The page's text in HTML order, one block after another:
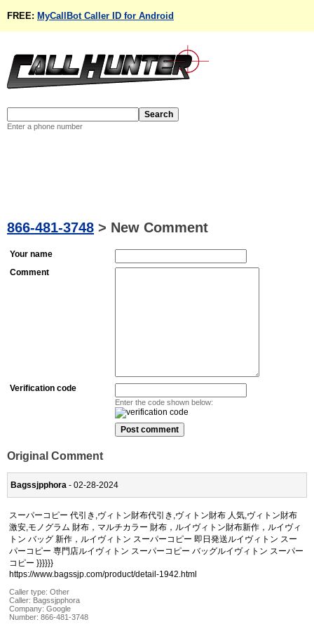
FREE: MyCallBot Caller ID for Android
Enter a phone number
866-481-3748 > New Comment
Your name
Comment
Verification code
Enter the code shown below:
Original Comment
Bagssjpphora - 02-28-2024
スーパーコピー 代引き,ヴィトン財布代引き,ヴィトン財布 人気,ヴィトン財布
激安,モノグラム 財布，マルチカラー 財布，ルイヴィトン財布新作，ルイヴィ
トン バッグ 新作，ルイヴィトン スーパーコピー 即日発送ルイヴィトン スー
パーコピー 専門店ルイヴィトン スーパーコピー バッグルイヴィトン スーパー
コピー }}}}}}
https://www.bagssjp.com/product/detail-1942.html
Caller type: Other
Caller: Bagssjpphora
Company: Google
Number: 866-481-3748